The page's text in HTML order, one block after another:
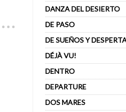
DANZA DEL DESIERTO
DE PASO
DE SUEÑOS Y
DÉJÀ VU!
DENTRO
DEPARTURE
DOS MARES